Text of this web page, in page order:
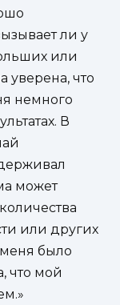
ли у
или
уверена, что
немного
В
может
или других
было
что мой